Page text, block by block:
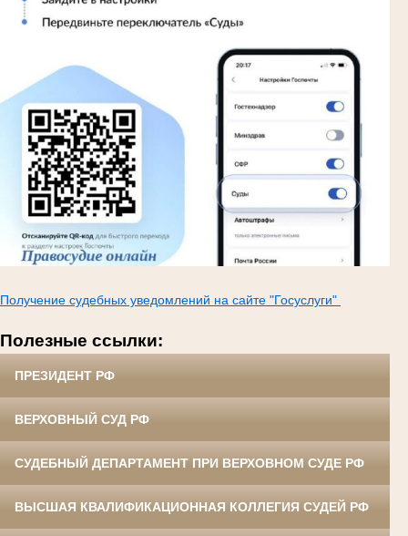
Получение судебных уведомлений на сайте "Госуслуги"
Полезные ссылки:
ПРЕЗИДЕНТ РФ
ВЕРХОВНЫЙ СУД РФ
СУДЕБНЫЙ ДЕПАРТАМЕНТ ПРИ ВЕРХОВНОМ СУДЕ РФ
ВЫСШАЯ КВАЛИФИКАЦИОННАЯ КОЛЛЕГИЯ СУДЕЙ РФ